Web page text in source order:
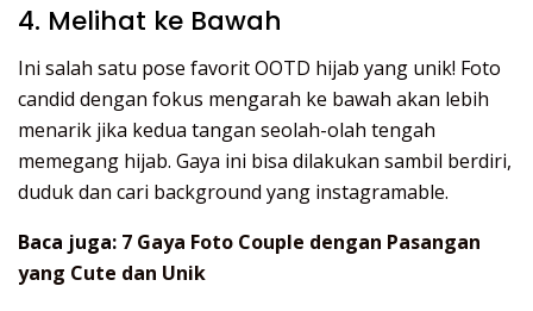
4. Melihat ke Bawah
Ini salah satu pose favorit OOTD hijab yang unik! Foto
candid dengan fokus mengarah ke bawah akan lebih
menarik jika kedua tangan seolah-olah tengah
memegang hijab. Gaya ini bisa dilakukan sambil berdiri,
duduk dan cari background yang instagramable.
Baca juga: 7 Gaya Foto Couple dengan Pasangan
yang Cute dan Unik